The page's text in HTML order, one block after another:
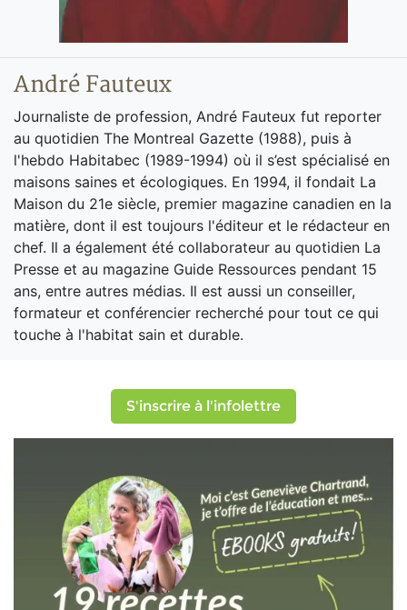
André Fauteux
Journaliste de profession, André Fauteux fut reporter
au quotidien The Montreal Gazette (1988), puis à
l'hebdo Habitabec (1989-1994) où il s’est spécialisé en
maisons saines et écologiques. En 1994, il fondait La
Maison du 21e siècle, premier magazine canadien en la
matière, dont il est toujours l'éditeur et le rédacteur en
chef. Il a également été collaborateur au quotidien La
Presse et au magazine Guide Ressources pendant 15
ans, entre autres médias. Il est aussi un conseiller,
formateur et conférencier recherché pour tout ce qui
touche à l'habitat sain et durable.
S'inscrire à l'infolettre